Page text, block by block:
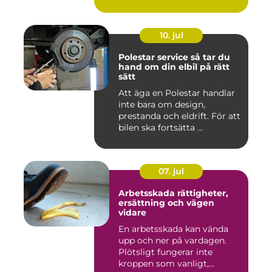
10. jul
Polestar service så tar du
hand om din elbil på rätt
sätt
Att äga en Polestar handlar
inte bara om design,
prestanda och eldrift. För att
bilen ska fortsätta ...
07. jul
Arbetsskada rättigheter,
ersättning och vägen
vidare
En arbetsskada kan vända
upp och ner på vardagen.
Plötsligt fungerar inte
kroppen som vanligt,